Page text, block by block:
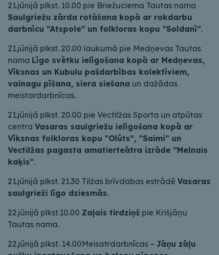
21.jūnijā plkst. 10.00 pie Briežuciema Tautas nama
Saulgriežu zārda rotāšana kopā ar rokdarbu
darbnīcu ”Atspole” un folkloras kopu ”Soldanī”.
21.jūnijā plkst. 20.00 laukumā pie Medņevas Tautas
nama Līgo svētku ielīgošana kopā ar Medņevas,
Vīksnas un Kubulu pašdarbības kolektīviem,
vainagu pīšana, siera siešana un dažādas
meistardarbnīcas.
21.jūnijā plkst. 20.00 pie Vectilžas Sporta un atpūtas
centra Vasaras saulgriežu ielīgošana kopā ar
Vīksnas folkloras kopu ”Olūts”, ”Saimi” un
Vectilžas pagasta amatierteātra izrāde ”Melnais
kaķis”.
21.jūnijā plkst. 21.30 Tilžas brīvdabas estrādē Vasaras
saulgrieži līgo dziesmās.
22.jūnijā plkst.10.00 Zaļais tirdziņš pie Krišjāņu
Tautas nama.
22.jūnijā plkst. 14.00Meisatrdarbnīcas – Jāņu zāļu